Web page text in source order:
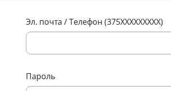
Эл. почта / Телефон (375XXXXXXXXX)
Пароль